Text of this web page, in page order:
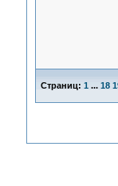
Страниц: 1 ... 18